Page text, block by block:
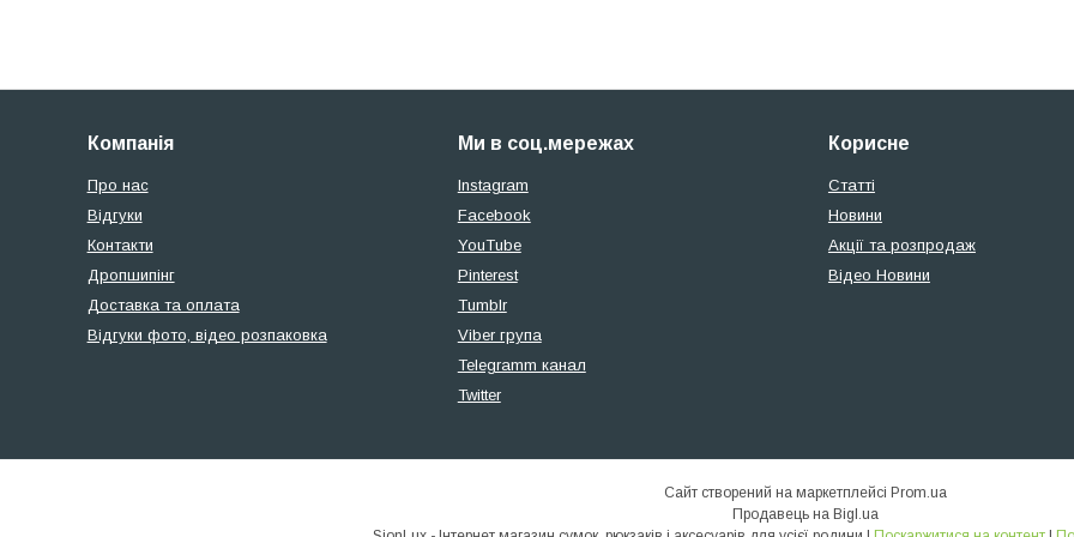
Компанія
Про нас
Відгуки
Контакти
Дропшипінг
Доставка та оплата
Відгуки фото, відео розпаковка
Ми в соц.мережах
Instagram
Facebook
YouTube
Pinterest
Tumblr
Viber група
Telegramm канал
Twitter
Корисне
Статті
Новини
Акції та розпродаж
Відео Новини
Сайт створений на маркетплейсі Prom.ua
Продавець на Bigl.ua